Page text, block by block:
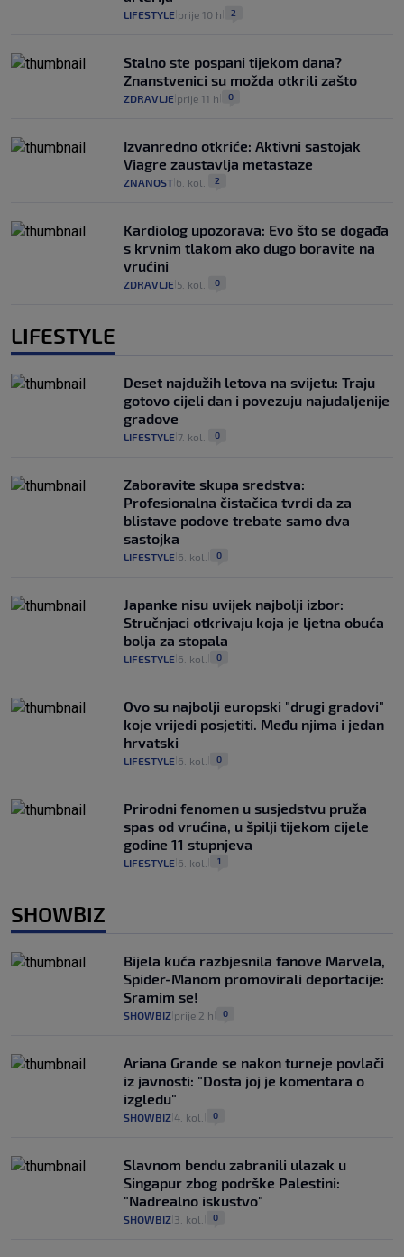
LIFESTYLE prije 10 h 2
Stalno ste pospani tijekom dana?
Znanstvenici su možda otkrili zašto
ZDRAVLJE prije 11 h 0
Izvanredno otkriće: Aktivni sastojak
Viagre zaustavlja metastaze
ZNANOST 6. kol. 2
Kardiolog upozorava: Evo što se događa
s krvnim tlakom ako dugo boravite na
vrućini
ZDRAVLJE 5. kol. 0
LIFESTYLE
Deset najdužih letova na svijetu: Traju
gotovo cijeli dan i povezuju najudaljenije
gradove
LIFESTYLE 7. kol. 0
Zaboravite skupa sredstva:
Profesionalna čistačica tvrdi da za
blistave podove trebate samo dva
sastojka
LIFESTYLE 6. kol. 0
Japanke nisu uvijek najbolji izbor:
Stručnjaci otkrivaju koja je ljetna obuća
bolja za stopala
LIFESTYLE 6. kol. 0
Ovo su najbolji europski "drugi gradovi"
koje vrijedi posjetiti. Među njima i jedan
hrvatski
LIFESTYLE 6. kol. 0
Prirodni fenomen u susjedstvu pruža
spas od vrućina, u špilji tijekom cijele
godine 11 stupnjeva
LIFESTYLE 6. kol. 1
SHOWBIZ
Bijela kuća razbjesnila fanove Marvela,
Spider-Manom promovirali deportacije:
Sramim se!
SHOWBIZ prije 2 h 0
Ariana Grande se nakon turneje povlači
iz javnosti: "Dosta joj je komentara o
izgledu"
SHOWBIZ 4. kol. 0
Slavnom bendu zabranili ulazak u
Singapur zbog podrške Palestini:
"Nadrealno iskustvo"
SHOWBIZ 3. kol. 0